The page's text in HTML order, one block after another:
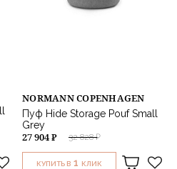
NORMANN COPENHAGEN
Пуф Hide Storage Pouf Small
Grey
32 828 ₽
27 904 ₽
КУПИТЬ В 1 КЛИК